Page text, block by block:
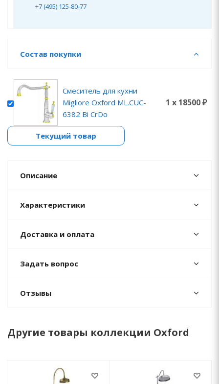
+7 (495) 125-80-77
Состав покупки
Смеситель для кухни
Migliore Oxford ML.CUC-
6382 Bi CrDo
1 x 18500 ₽
Текущий товар
Описание
Характеристики
Доставка и оплата
Задать вопрос
Отзывы
Другие товары коллекции Oxford